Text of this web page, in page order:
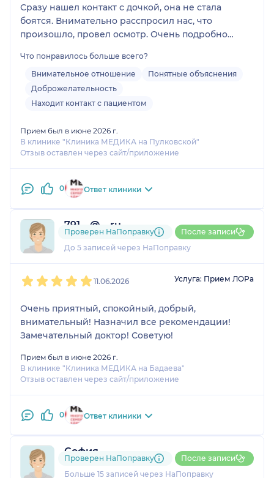
Сразу нашел контакт с дочкой, она не стала
боятся. Внимательно расспросил нас, что
произошло, провел осмотр. Очень подробно
назначили лечение, которое нам помогло.
Спасибо большое за помощь!
Что понравилось больше всего?
Внимательное отношение
Понятные объяснения
Доброжелательность
Находит контакт с пациентом
Прием был в июне 2026 г.
В клинике "Клиника МЕДИКА на Пулковской"
Отзыв оставлен через сайт/приложение
0 Ответ клиники
791....@....ru
1 отзыв
До 5 записей через НаПоправку
Проверен НаПоправку После записи
11.06.2026 Услуга: Прием ЛОРа
Очень приятный, спокойный, добрый,
внимательный! Назначил все рекомендации!
Замечательный доктор! Советую!
Прием был в июне 2026 г.
В клинике "Клиника МЕДИКА на Бадаева"
Отзыв оставлен через сайт/приложение
0 Ответ клиники
София
19 отзывови1 оценка
Больше 15 записей через НаПоправку
Проверен НаПоправку После записи